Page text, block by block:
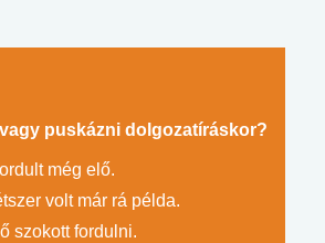
puskázni dolgozatíráskor?
még elő.
volt már rá példa.
szokott fordulni.